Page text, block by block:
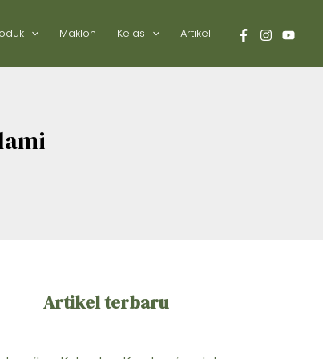
Maklon Kelas Artikel
Artikel terbaru